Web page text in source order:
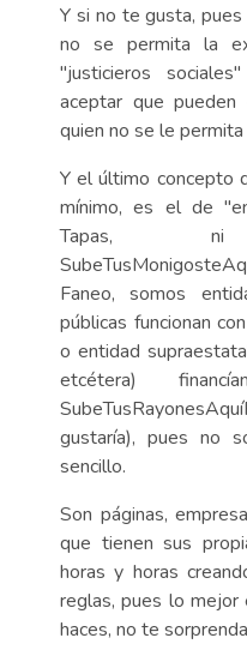
Y si no te gusta,
no se permita la
"justicieros
aceptar que
quien no se le
Y el último concepto
mínimo, es el de
Tapas,
Faneo, somos
públicas funcionan
o entidad
etcétera)
gustaría), pues no
sencillo.
Son páginas,
que tienen sus
horas y horas
reglas, pues lo mejor
haces, no te